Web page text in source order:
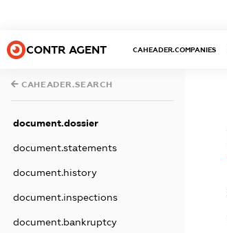
CONTR AGENT CAHEADER.COMPANIES
CAHEADER.SEARCH
document.dossier
document.statements
document.history
document.inspections
document.bankruptcy